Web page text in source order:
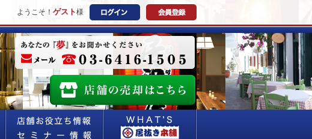
ようこそ！ ゲスト様